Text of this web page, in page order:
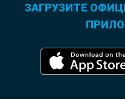
ЗАГРУЗИТЕ